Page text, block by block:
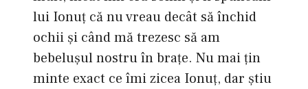
lui Ionuţ că nu vreau decât să închid
ochii şi când mă trezesc să am
bebeluşul nostru în braţe. Nu mai ţin
minte exact ce îmi zicea Ionuţ, dar ştiu